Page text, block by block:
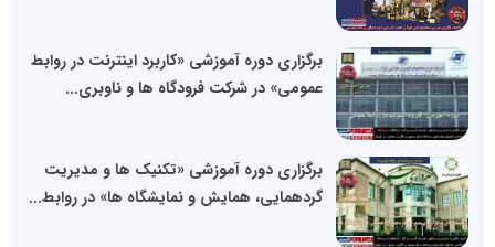
برگزاری دوره آموزشی «کاربرد اینترنت در روابط
عمومی» در شرکت فرودگاه ها و ناوبری...
برگزاری دوره آموزشی «تکنیک ها و مدیریت
گردهمایی، همایش و نمایشگاه ها» در روابط...